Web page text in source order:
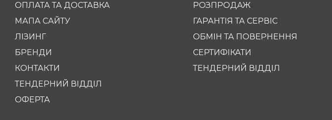
ОПЛАТА ТА ДОСТАВКА
МАПА САЙТУ
ЛІЗИНГ
БРЕНДИ
КОНТАКТИ
ТЕНДЕРНИЙ ВІДДІЛ
ОФЕРТА
РОЗПРОДАЖ
ГАРАНТІЯ ТА СЕРВІС
ОБМІН ТА ПОВЕРНЕННЯ
СЕРТИФІКАТИ
ТЕНДЕРНИЙ ВІДДІЛ